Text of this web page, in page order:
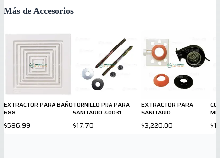
Más de Accesorios
EXTRACTOR PARA BAÑO
688
$586.99
TORNILLO PIJA PARA
SANITARIO 40031
$17.70
EXTRACTOR PARA
SANITARIO
$3,220.00